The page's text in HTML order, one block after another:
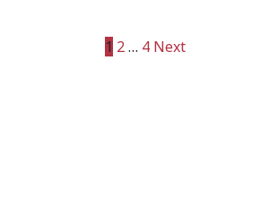
Sidnumrering
1 2… 4 Next